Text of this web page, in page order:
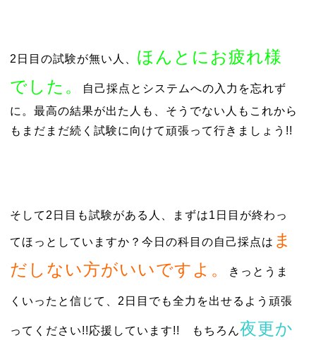
2日目の試験が無い人、 ほんとにお疲れ様
でした。
自己採点とシステムへの入力を忘れず
に。最高の結果が出た人も、そうでない人もこれから
もまだまだ続く試験に向けて頑張って行きましょう!!
そして2日目も試験がある人、まずは1日目が終わっ
てほっとしていますか？今日の科目の自己採点は ま
だしない方がいいですよ。
きっとうま
くいったと信じて、2日目でも全力を出せるよう頑張
ってください!!応援しています!! もちろん夜更か